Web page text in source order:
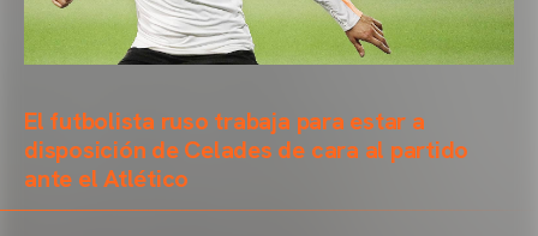
El futbolista ruso trabaja para estar a
disposición de Celades de cara al partido
ante el Atlético